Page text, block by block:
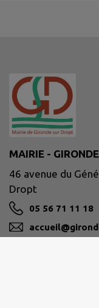
MAIRIE -
46 avenue du
Dropt
05 56 71 11 18